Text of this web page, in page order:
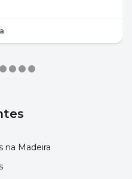
na Madeira